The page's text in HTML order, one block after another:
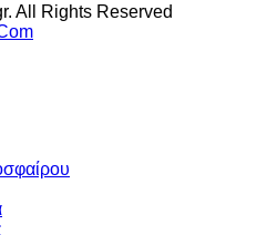
All Rights Reserved